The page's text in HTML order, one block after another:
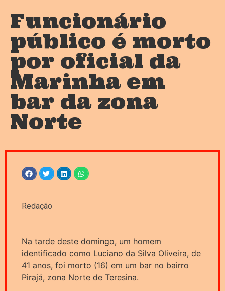
Funcionário
público é morto
por oficial da
Marinha em
bar da zona
Norte
Redação
Na tarde deste domingo, um homem
identificado como Luciano da Silva Oliveira, de
41 anos, foi morto (16) em um bar no bairro
Pirajá, zona Norte de Teresina.